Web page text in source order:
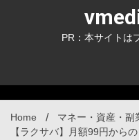
PR：本サイトは
Home
マネー・資産・副
【ラクサバ】月額99円から